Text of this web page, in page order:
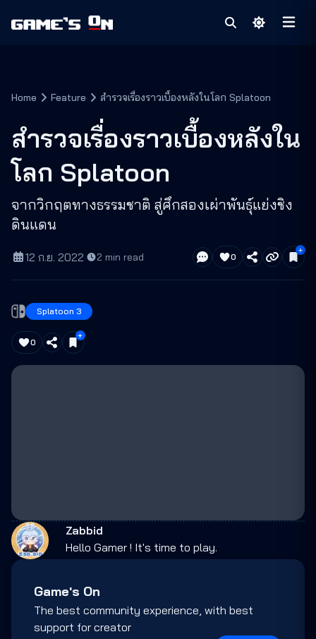
Home Feature สำรวจเรื่องราวเบื้องหลังในโลก Splatoon
สำรวจเรื่องราวเบื้องหลังใน
โลก Splatoon
จากวิกฤตทางธรรมชาติ สู่ศึกสองเผ่าพันธุ์แย่งชิง
ดินแดน
12 ก.ย. 2022· 2 min read 0
Splatoon 3
0
Zabbid
Hello Gamer ! It's time to play.
Game's On
The best community experience, with best
support for creator